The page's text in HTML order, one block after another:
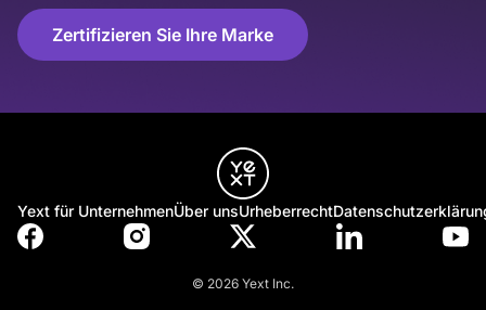
Zertifizieren Sie Ihre Marke
Yext für UnternehmenÜber unsUrheberrecht
© 2026 Yext Inc.